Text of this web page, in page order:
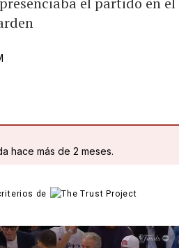
hace más de 2 meses.
de